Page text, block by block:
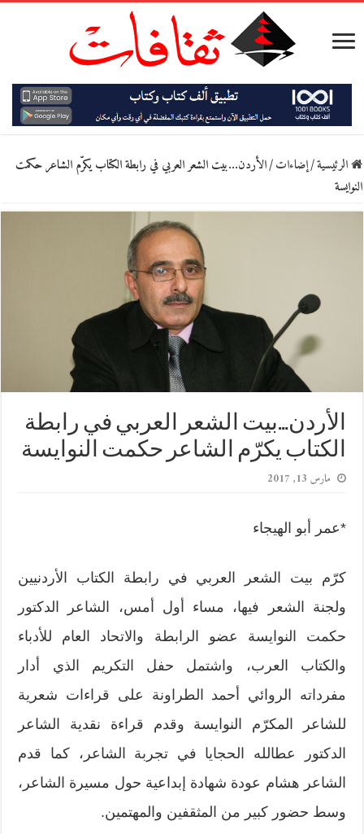
الرئيسية/إضاءات/الأردن…بيت الشعر العربي في رابطة الكتاب يكرّم الشاعر حكمت
النوايسة
الأردن…بيت الشعر العربي في رابطة
الكتاب يكرّم الشاعر حكمت النوايسة
مارس 13, 2017
*عمر أبو الهيجاء
كرّم بيت الشعر العربي في رابطة الكتاب الأردنيين
ولجنة الشعر فيها، مساء أول أمس، الشاعر الدكتور
حكمت النوايسة عضو الرابطة والاتحاد العام للأدباء
والكتاب العرب، واشتمل حفل التكريم الذي أدار
مفرداته الروائي أحمد الطراونة على قراءات شعرية
للشاعر المكرّم النوايسة وقدم قراءة نقدية الشاعر
الدكتور عطالله الحجايا في تجربة الشاعر، كما قدم
الشاعر هشام عودة شهادة إبداعية حول مسيرة الشاعر،
وسط حضور كبير من المثقفين والمهتمين.